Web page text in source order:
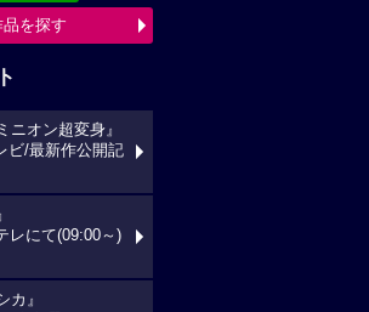
を探す
ニオン超変身』
ビ/最新作公開記
レにて(09:00～)
カ』